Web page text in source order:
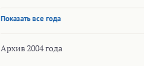
Показать все года
Архив 2004 года